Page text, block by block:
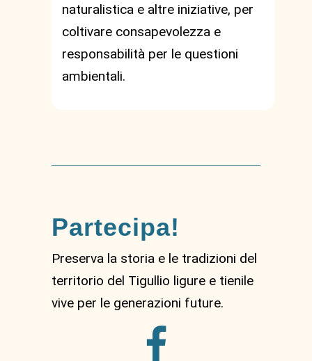
naturalistica e altre iniziative, per
coltivare consapevolezza e
responsabilità per le questioni
ambientali.
Partecipa!
Preserva la storia e le tradizioni del
territorio del Tigullio ligure e tienile
vive per le generazioni future.